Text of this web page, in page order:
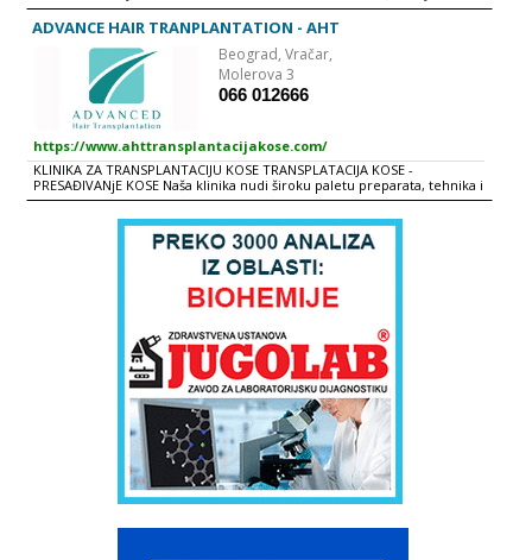
PILINZI, FILERI, RADIOTALASNA HIRURGI
ADVANCE HAIR TRANPLANTATION - AHT
Beograd,Vračar,
Molerova 3
066 012666
https://www.ahttransplantacijakose.com/
KLINIKA ZA TRANSPLANTACIJU KOSE TRANSPLATACIJA KOSE -
PRESAĐIVANjE KOSE Naša klinika nudi široku paletu preparata, tehnika i
tretmana za sve tipove gubitka kose. U AHT, naš cilj je krajnje
jednostavan – primena najnovijih, najsavremenijih inovacija u
tehnologiji obnavljanja rasta kose, nakon čega će vaša kosa ponovo biti
trajno zdrava i prirodnog izgleda, što i zaslužujete. POREĐENjE AHT
METODE SA DRUGIM METODAMA TRANSPLATACIJE KOSE GUSTINA AHT
METODOM PO KVADRATNOM SANTIMETRU PRE i POSLE AHT NO
TOUCH TECHNIQUE No Touch Technique je najsavremenija procedura
obnavljanja rasta kose, koja vam je uvek dostupna. Ovaj inovativni
FUE (Follicular Unit Extraction). AHT je kreirao mali aparat za
implantaciju, nalik penkalu, kojim se presađuje jedan folikul, a bez
potrebe za primenom forcepsa ili ekstenzivne asistencije obučenog
lica. Zahvaljujući ovoh tehnici, folikul se brže razvija i omogućava rast
kose, a kosa izgleda prirodnije. Osim toga, AHT implanter osigurava
preciznost presađivanja, određivanja odgovarajuće dubine folikula i
ugla prirodnog rasta kose, uključujući liniju rasta kose. AHT No Touch
Technique obezbeđuje regeneraciju kose u slučaju svih tipova
ćelavosti i parcijalnog gubitka kose. Budući da tretiramo isključivo
gornji sloj kože glave, potrebna je primena samo slabe lokalne
anestezije. Tretman traje od tri do šest sati,a naši klijenti se obično
vraćaju na posao narednog dana. Od prvog kontakta sa AHT Total Care
konsultantom, započećete trajan proces obnavljana kose i